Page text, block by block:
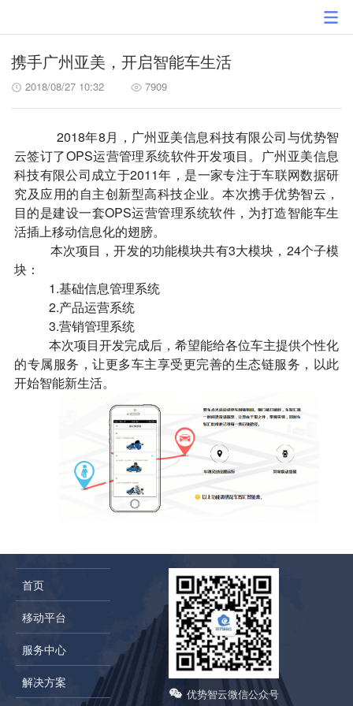
携手广州亚美，开启智能车生活
2018/08/27 10:32 7909
2018年8月，广州亚美信息科技有限公司与优势智
云签订了OPS运营管理系统软件开发项目。广州亚美信息
科技有限公司成立于2011年，是一家专注于车联网数据研
究及应用的自主创新型高科技企业。本次携手优势智云，
目的是建设一套OPS运营管理系统软件，为打造智能车生
活插上移动信息化的翅膀。
本次项目，开发的功能模块共有3大模块，24个子模
块：
1.基础信息管理系统
2.产品运营系统
3.营销管理系统
本次项目开发完成后，希望能给各位车主提供个性化
的专属服务，让更多车主享受更完善的生态链服务，以此
开始智能新生活。
首页
移动平台
服务中心
解决方案
优势智云微信公众号